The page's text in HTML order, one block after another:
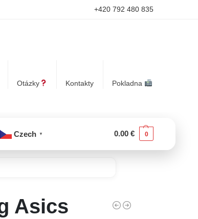
+420 792 480 835
Otázky Kontakty Pokladna
Czech ▼ 0.00 € 0
Asics